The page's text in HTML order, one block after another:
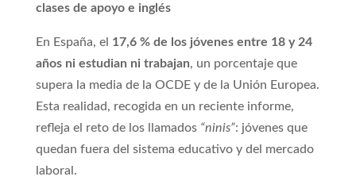
clases de apoyo e inglés
En España, el 17,6 % de los jóvenes entre 18 y 24
años ni estudian ni trabajan, un porcentaje que
supera la media de la OCDE y de la Unión Europea.
Esta realidad, recogida en un reciente informe,
refleja el reto de los llamados “ninis”: jóvenes que
quedan fuera del sistema educativo y del mercado
laboral.